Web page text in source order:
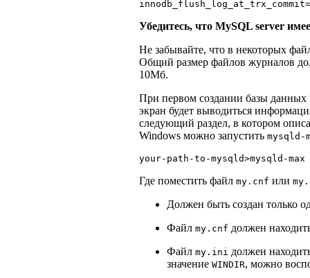
Убедитесь, что MySQL server
Не забывайте, что в некоторых
Общий размер файлов журналов
10Мб.
При первом создании базы данных
экран будет выводиться
следующий раздел, в котором
Windows можно запустить mysqld-
Где поместить файл my.cnf или
Должен быть создан только
Файл my.cnf должен
Файл my.ini должен
значение WINDIR, можно